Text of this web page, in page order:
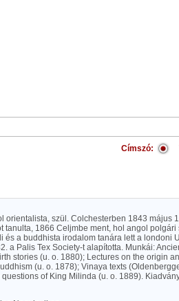
Címszó:
orientalista, szül. Colchesterben 1843 május
tanulta, 1866 Celjmbe ment, hol angol
és a buddhista irodalom tanára lett a londoni
a Palis Tex Society-t alapította. Munkái:
stories (u. o. 1880); Lectures on the origin
(u. o. 1878); Vinaya texts
questions of King Milinda (u. o. 1889).